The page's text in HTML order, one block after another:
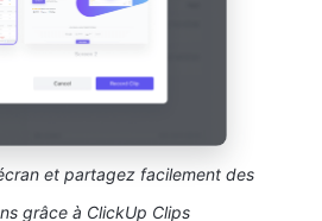
et partagez facilement des
grâce à ClickUp Clips